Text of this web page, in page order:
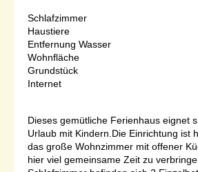
Schlafzimmer
Haustiere
Entfernung Wasser
Wohnfläche
Grundstück
Internet
Dieses gemütliche Ferienhaus eignet
Urlaub mit Kindern.Die Einrichtung ist
das große Wohnzimmer mit offener
hier viel gemeinsame Zeit zu